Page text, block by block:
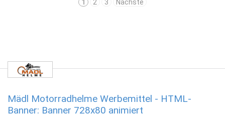
1 2 3 Nächste
Mädl Motorradhelme Werbemittel - HTML-
Banner: Banner 728x80 animiert